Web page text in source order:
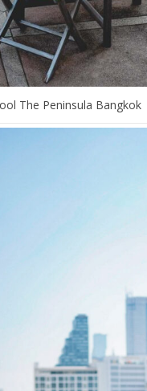
The Peninsula Bangkok